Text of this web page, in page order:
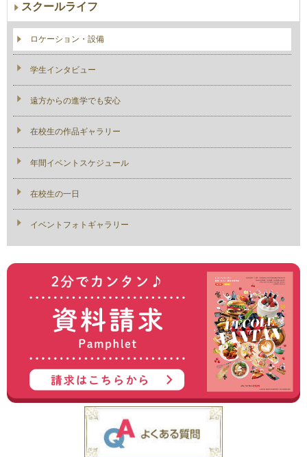
スクールライフ
ロケーション・設備
学生インタビュー
遠方からの進学でも安心
在校生の作品ギャラリー
年間イベントスケジュール
在校生の一日
イベントフォトギャラリー